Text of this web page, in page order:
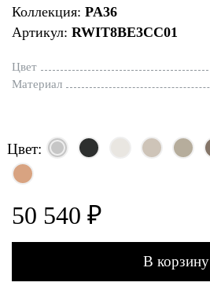
Коллекция: PA36
Артикул: RWIT8BE3CC01
Цвет
Материал
Цвет:
50 540 ₽
В корзину